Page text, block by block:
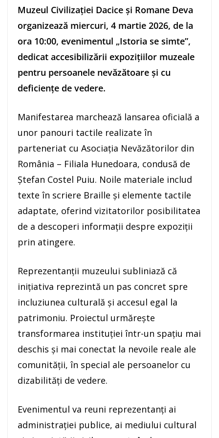
Muzeul Civilizației Dacice și Romane Deva
organizează miercuri, 4 martie 2026, de la
ora 10:00, evenimentul „Istoria se simte”,
dedicat accesibilizării expozițiilor muzeale
pentru persoanele nevăzătoare și cu
deficiențe de vedere.
Manifestarea marchează lansarea oficială a
unor panouri tactile realizate în
parteneriat cu Asociația Nevăzătorilor din
România – Filiala Hunedoara, condusă de
Ștefan Costel Puiu. Noile materiale includ
texte în scriere Braille și elemente tactile
adaptate, oferind vizitatorilor posibilitatea
de a descoperi informații despre expoziții
prin atingere.
Reprezentanții muzeului subliniază că
inițiativa reprezintă un pas concret spre
incluziunea culturală și accesul egal la
patrimoniu. Proiectul urmărește
transformarea instituției într-un spațiu mai
deschis și mai conectat la nevoile reale ale
comunității, în special ale persoanelor cu
dizabilități de vedere.
Evenimentul va reuni reprezentanți ai
administrației publice, ai mediului cultural